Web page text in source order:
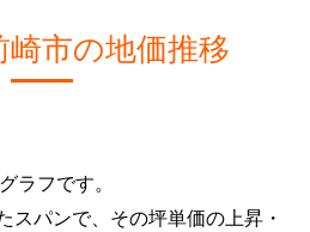
市の地価推移
ラフです。
スパンで、その坪単価の上昇・